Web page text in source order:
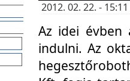
2012. 02. 22. -
Az idei évben
indulni. Az